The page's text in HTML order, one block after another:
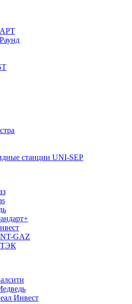
АРТ
станции UNI-SEP
GAZ
ТЭК
Инвест